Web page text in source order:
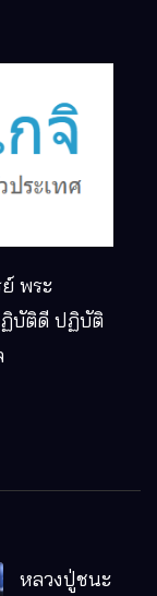
พระ
ฏิบัติดี ปฏิบัติ
หลวงปู่ชนะ